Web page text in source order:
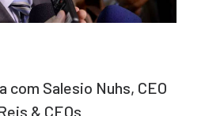
Salesio Nuhs, CEO
& CEOs